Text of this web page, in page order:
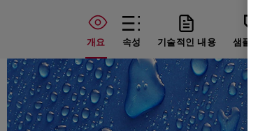
개요 속성 기술적인 내용 샘플